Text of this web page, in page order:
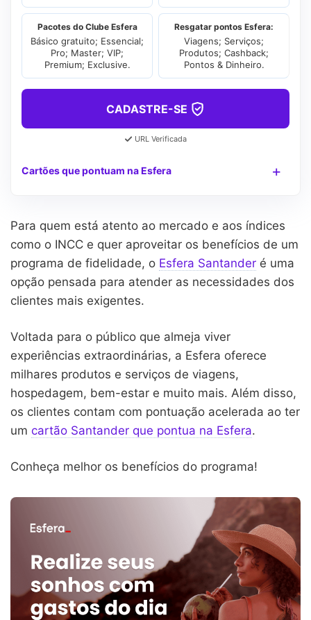
Pacotes do Clube Esfera
Básico gratuito; Essencial;
Pro; Master; VIP;
Premium; Exclusive.
Resgatar pontos Esfera:
Viagens; Serviços;
Produtos; Cashback;
Pontos & Dinheiro.
CADASTRE-SE
URL Verificada
Cartões que pontuam na Esfera
Para quem está atento ao mercado e aos índices
como o INCC e quer aproveitar os benefícios de um
programa de fidelidade, o Esfera Santander é uma
opção pensada para atender as necessidades dos
clientes mais exigentes.
Voltada para o público que almeja viver
experiências extraordinárias, a Esfera oferece
milhares produtos e serviços de viagens,
hospedagem, bem-estar e muito mais. Além disso,
os clientes contam com pontuação acelerada ao ter
um cartão Santander que pontua na Esfera.
Conheça melhor os benefícios do programa!